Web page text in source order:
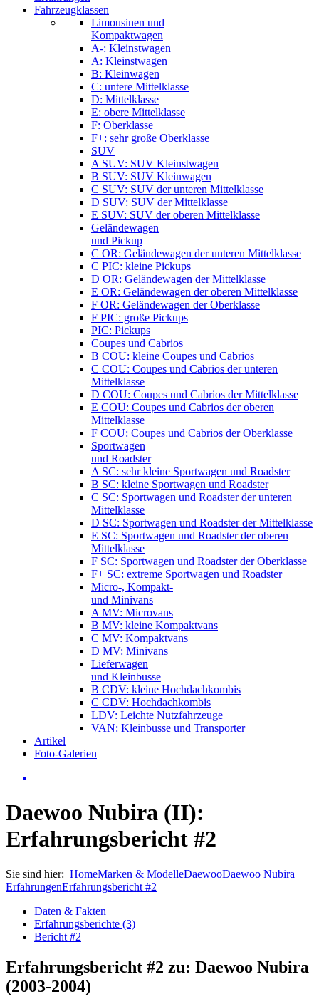
Fahrzeugklassen
Limousinen und
Kompaktwagen
A-: Kleinstwagen
A: Kleinstwagen
B: Kleinwagen
C: untere Mittelklasse
D: Mittelklasse
E: obere Mittelklasse
F: Oberklasse
F+: sehr große Oberklasse
SUV
A SUV: SUV Kleinstwagen
B SUV: SUV Kleinwagen
C SUV: SUV der unteren Mittelklasse
D SUV: SUV der Mittelklasse
E SUV: SUV der oberen Mittelklasse
Geländewagen
und Pickup
C OR: Geländewagen der unteren Mittelklasse
C PIC: kleine Pickups
D OR: Geländewagen der Mittelklasse
E OR: Geländewagen der oberen Mittelklasse
F OR: Geländewagen der Oberklasse
F PIC: große Pickups
PIC: Pickups
Coupes und Cabrios
B COU: kleine Coupes und Cabrios
C COU: Coupes und Cabrios der unteren
Mittelklasse
D COU: Coupes und Cabrios der Mittelklasse
E COU: Coupes und Cabrios der oberen
Mittelklasse
F COU: Coupes und Cabrios der Oberklasse
Sportwagen
und Roadster
A SC: sehr kleine Sportwagen und Roadster
B SC: kleine Sportwagen und Roadster
C SC: Sportwagen und Roadster der unteren
Mittelklasse
D SC: Sportwagen und Roadster der Mittelklasse
E SC: Sportwagen und Roadster der oberen
Mittelklasse
F SC: Sportwagen und Roadster der Oberklasse
F+ SC: extreme Sportwagen und Roadster
Micro-, Kompakt-
und Minivans
A MV: Microvans
B MV: kleine Kompaktvans
C MV: Kompaktvans
D MV: Minivans
Lieferwagen
und Kleinbusse
B CDV: kleine Hochdachkombis
C CDV: Hochdachkombis
LDV: Leichte Nutzfahrzeuge
VAN: Kleinbusse und Transporter
Artikel
Foto-Galerien
Daewoo Nubira (II):
Erfahrungsbericht #2
Sie sind hier: HomeMarken & ModelleDaewooDaewoo Nubira
ErfahrungenErfahrungsbericht #2
Daten & Fakten
Erfahrungsberichte (3)
Bericht #2
Erfahrungsbericht #2 zu: Daewoo Nubira
(2003-2004)